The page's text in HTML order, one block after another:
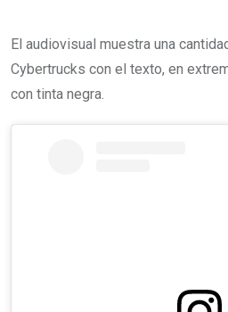
El audiovisual muestra una
Cybertrucks con el texto, en
con tinta negra.